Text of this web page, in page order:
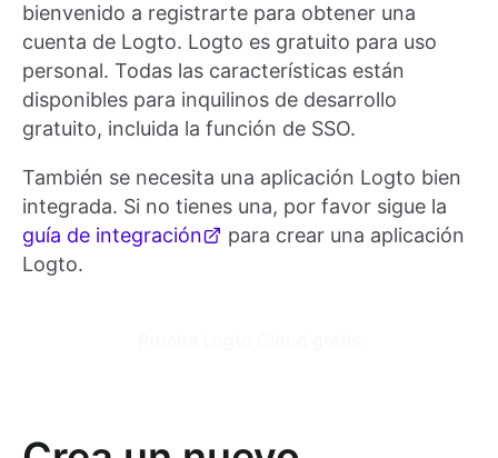
bienvenido a registrarte para obtener una
cuenta de Logto. Logto es gratuito para uso
personal. Todas las características están
disponibles para inquilinos de desarrollo
gratuito, incluida la función de SSO.
También se necesita una aplicación Logto bien
integrada. Si no tienes una, por favor sigue la
guía de integración
para crear una aplicación
Logto.